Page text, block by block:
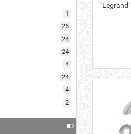
1
26
24
24
4
24
4
2
"Legrand"